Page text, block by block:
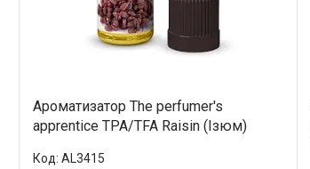
Ароматизатор The perfumer's
apprentice TPA/TFA Raisin (Ізюм)
AL3415